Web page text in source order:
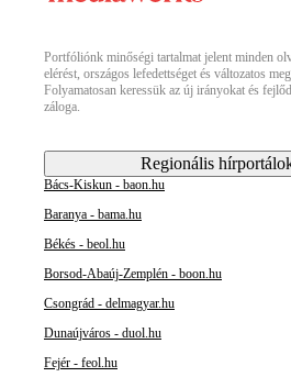
Portfóliónk minőségi tartalmat jelent minden
elérést, országos lefedettséget és változatos
Folyamatosan keressük az új irányokat és
záloga.
Regionális
Bács-Kiskun - baon.hu
Baranya - bama.hu
Békés - beol.hu
Borsod-Abaúj-Zemplén - boon.hu
Csongrád - delmagyar.hu
Dunaújváros - duol.hu
Fejér - feol.hu